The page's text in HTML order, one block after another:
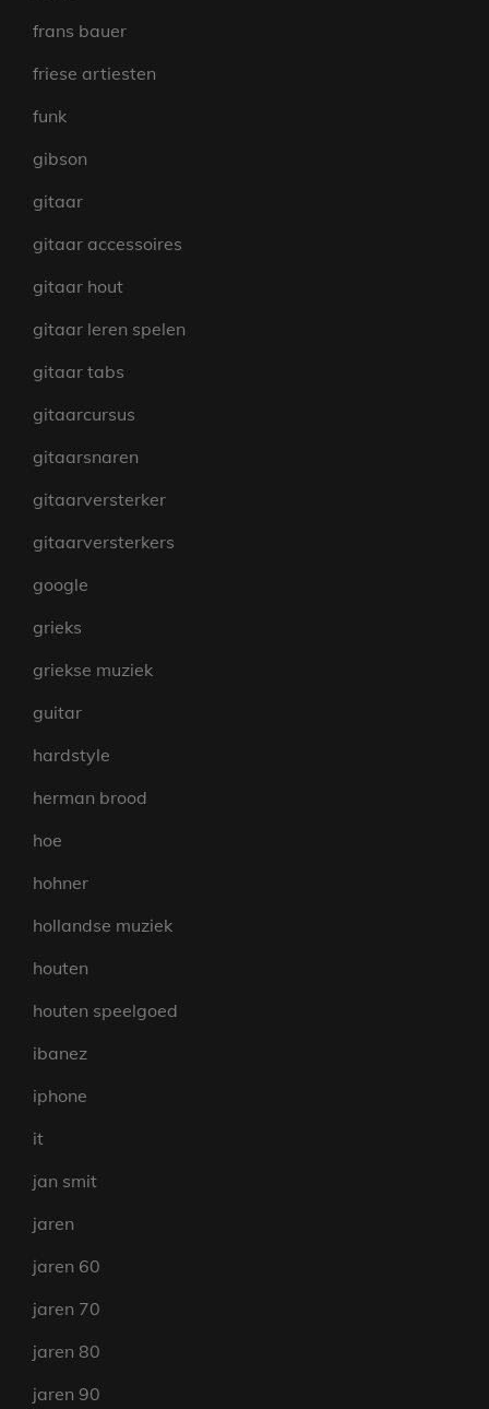
frans bauer
friese artiesten
funk
gibson
gitaar
gitaar accessoires
gitaar hout
gitaar leren spelen
gitaar tabs
gitaarcursus
gitaarsnaren
gitaarversterker
gitaarversterkers
google
grieks
griekse muziek
guitar
hardstyle
herman brood
hoe
hohner
hollandse muziek
houten
houten speelgoed
ibanez
iphone
it
jan smit
jaren
jaren 60
jaren 70
jaren 80
jaren 90